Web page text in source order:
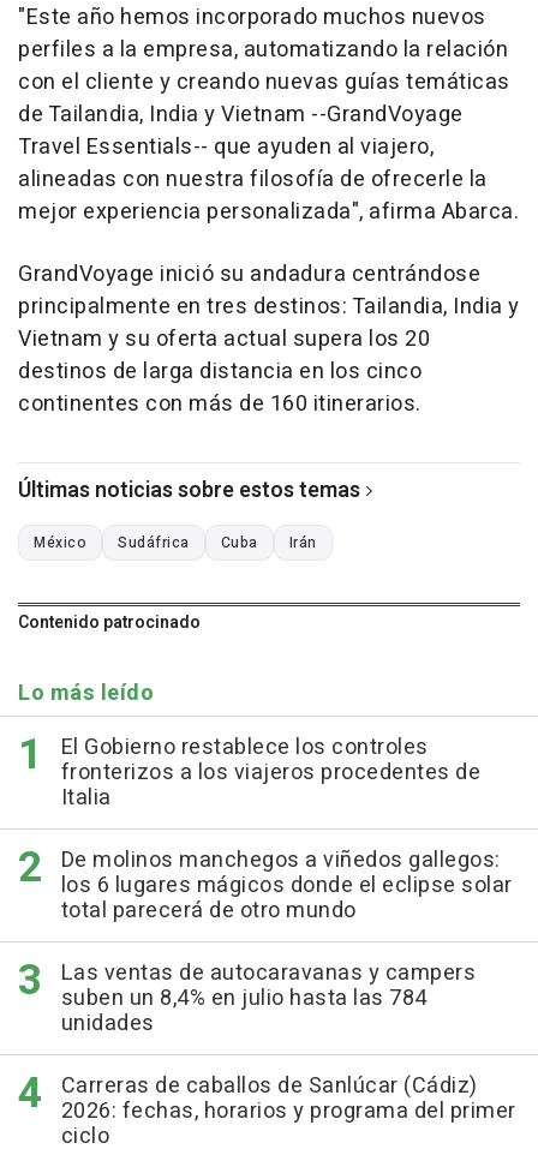
"Este año hemos incorporado muchos nuevos
perfiles a la empresa, automatizando la relación
con el cliente y creando nuevas guías temáticas
de Tailandia, India y Vietnam --GrandVoyage
Travel Essentials-- que ayuden al viajero,
alineadas con nuestra filosofía de ofrecerle la
mejor experiencia personalizada", afirma Abarca.
GrandVoyage inició su andadura centrándose
principalmente en tres destinos: Tailandia, India y
Vietnam y su oferta actual supera los 20
destinos de larga distancia en los cinco
continentes con más de 160 itinerarios.
Últimas noticias sobre estos temas
México Sudáfrica Cuba Irán
Contenido patrocinado
Lo más leído
El Gobierno restablece los controles
fronterizos a los viajeros procedentes de
Italia
De molinos manchegos a viñedos gallegos:
los 6 lugares mágicos donde el eclipse solar
total parecerá de otro mundo
Las ventas de autocaravanas y campers
suben un 8,4% en julio hasta las 784
unidades
Carreras de caballos de Sanlúcar (Cádiz)
2026: fechas, horarios y programa del primer
ciclo